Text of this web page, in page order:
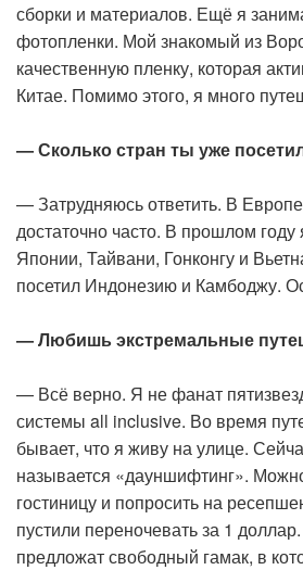
сборки и материалов. Ещё я
фотопленки. Мой знакомый из
качественную пленку, которая
Китае. Помимо этого, я много
— Сколько стран ты уже
— Затрудняюсь ответить. В
достаточно часто. В прошлом
Японии, Тайвани, Гонконгу и
посетил Индонезию и Камбоджу.
— Любишь экстремальные
— Всё верно. Я не фанат
системы all inclusive. Во время
бывает, что я живу на улице.
называется «дауншифтинг».
гостиницу и попросить на
пустили переночевать за 1
предложат свободный гамак, в